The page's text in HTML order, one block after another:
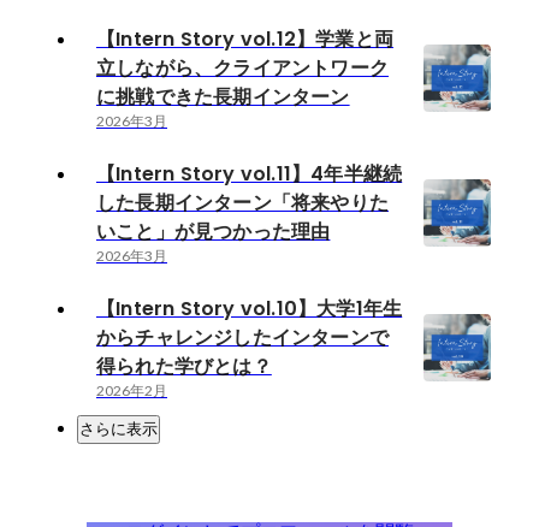
【Intern Story vol.12】学業と両
立しながら、クライアントワーク
に挑戦できた長期インターン
2026年3月
【Intern Story vol.11】4年半継続
した長期インターン「将来やりた
いこと」が見つかった理由
2026年3月
【Intern Story vol.10】大学1年生
からチャレンジしたインターンで
得られた学びとは？
2026年2月
さらに表示